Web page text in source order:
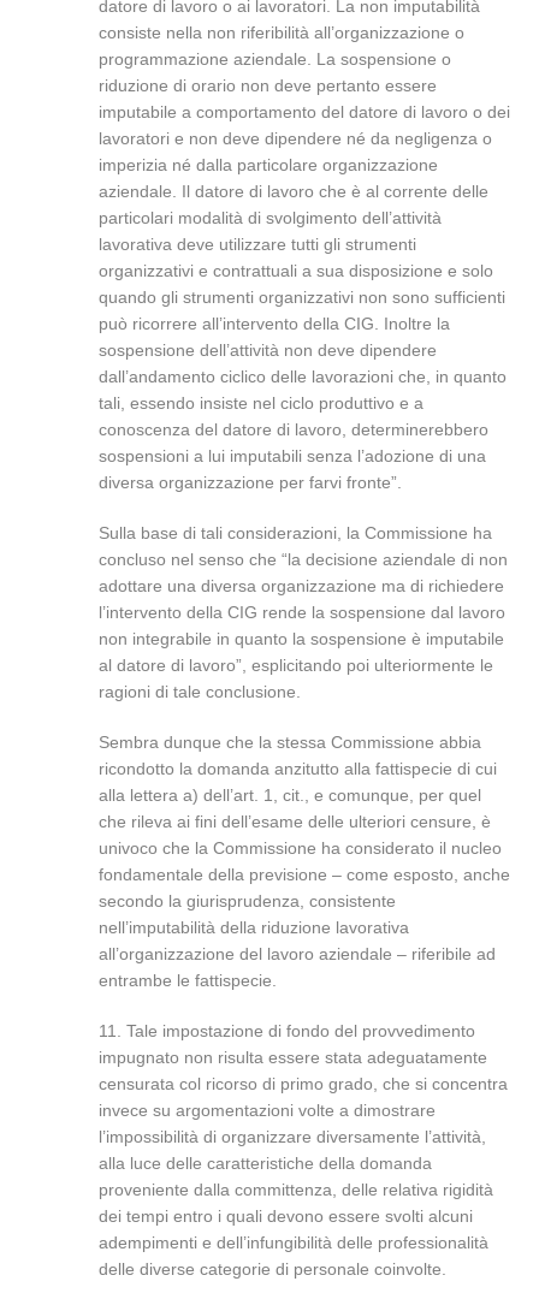
datore di lavoro o ai lavoratori. La non imputabilità
consiste nella non riferibilità all’organizzazione o
programmazione aziendale. La sospensione o
riduzione di orario non deve pertanto essere
imputabile a comportamento del datore di lavoro o dei
lavoratori e non deve dipendere né da negligenza o
imperizia né dalla particolare organizzazione
aziendale. Il datore di lavoro che è al corrente delle
particolari modalità di svolgimento dell’attività
lavorativa deve utilizzare tutti gli strumenti
organizzativi e contrattuali a sua disposizione e solo
quando gli strumenti organizzativi non sono sufficienti
può ricorrere all’intervento della CIG. Inoltre la
sospensione dell’attività non deve dipendere
dall’andamento ciclico delle lavorazioni che, in quanto
tali, essendo insiste nel ciclo produttivo e a
conoscenza del datore di lavoro, determinerebbero
sospensioni a lui imputabili senza l’adozione di una
diversa organizzazione per farvi fronte”.
Sulla base di tali considerazioni, la Commissione ha
concluso nel senso che “la decisione aziendale di non
adottare una diversa organizzazione ma di richiedere
l’intervento della CIG rende la sospensione dal lavoro
non integrabile in quanto la sospensione è imputabile
al datore di lavoro”, esplicitando poi ulteriormente le
ragioni di tale conclusione.
Sembra dunque che la stessa Commissione abbia
ricondotto la domanda anzitutto alla fattispecie di cui
alla lettera a) dell’art. 1, cit., e comunque, per quel
che rileva ai fini dell’esame delle ulteriori censure, è
univoco che la Commissione ha considerato il nucleo
fondamentale della previsione – come esposto, anche
secondo la giurisprudenza, consistente
nell’imputabilità della riduzione lavorativa
all’organizzazione del lavoro aziendale – riferibile ad
entrambe le fattispecie.
11. Tale impostazione di fondo del provvedimento
impugnato non risulta essere stata adeguatamente
censurata col ricorso di primo grado, che si concentra
invece su argomentazioni volte a dimostrare
l’impossibilità di organizzare diversamente l’attività,
alla luce delle caratteristiche della domanda
proveniente dalla committenza, delle relativa rigidità
dei tempi entro i quali devono essere svolti alcuni
adempimenti e dell’infungibilità delle professionalità
delle diverse categorie di personale coinvolte.